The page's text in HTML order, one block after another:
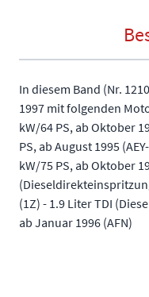
In diesem Band (Nr.
1997 mit folgenden
kW/64 PS, ab Oktober
PS, ab August 1995
kW/75 PS, ab Oktober
(1Z) - 1.9 Liter TDI
ab Januar 1996 (AFN)